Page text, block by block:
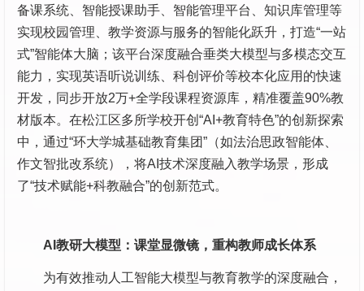
备课系统、智能授课助手、智能管理平台、知识库管理等
实现校园管理、教学资源与服务的智能化跃升，打造“一站
式”智能体大脑；该平台深度融合垂类大模型与多模态交互
能力，实现英语听说训练、科创评价等校本化应用的快速
开发，同步开放2万+全学段课程资源库，精准覆盖90%教
材版本。在松江区多所学校开创“AI+教育特色”的创新探索
中，通过“环大学城基础教育集团”（如法治思政智能体、
作文智批改系统），将AI技术深度融入教学场景，形成
了“技术赋能+科教融合”的创新范式。
AI教研大模型：课堂显微镜，重构教师成长体系
为有效推动人工智能大模型与教育教学的深度融合，